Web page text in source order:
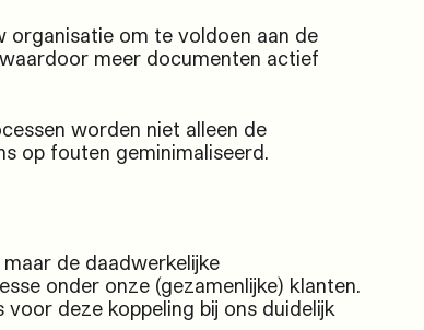
organisatie om te voldoen aan de
meer documenten actief
worden niet alleen de
op fouten geminimaliseerd.
de daadwerkelijke
onder onze (gezamenlijke) klanten.
voor deze koppeling bij ons duidelijk